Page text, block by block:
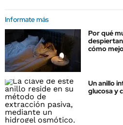
Informate más
Por qué
despiertan
cómo
Un anillo
glucosa y